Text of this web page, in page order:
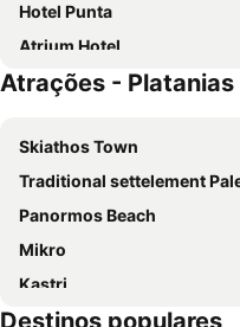
Hotel Punta
Atrium Hotel
Morfo
Cape Kanapitsa Hotel & Suites
Hotel Paradise
Aegean Suites
Elsa Hotel
Skiathos Living
Astoria Hotel
Atrações - Platanias
Skiathos Town
Traditional settelement Paleo Trikeri-
Panormos Beach
Mikro
Kastri
Xorto - Pilio
Destinos populares